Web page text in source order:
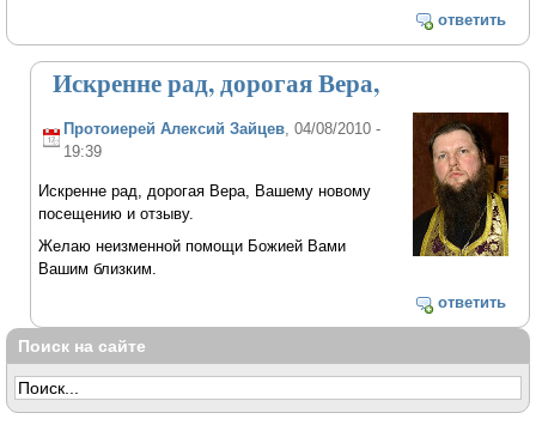
ответить
Искренне рад, дорогая Вера,
Протоиерей Алексий Зайцев, 04/08/2010 -
19:39
Искренне рад, дорогая Вера, Вашему новому
посещению и отзыву.
Желаю неизменной помощи Божией Вами
Вашим близким.
ответить
Поиск на сайте